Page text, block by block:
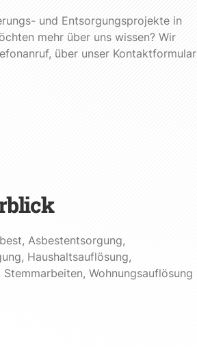
und Entsorgungsprojekte in
mehr über uns wissen? Wir
über unser Kontaktformular
, Asbestentsorgung,
, Haushaltsauflösung,
Stemmarbeiten, Wohnungsauflösung